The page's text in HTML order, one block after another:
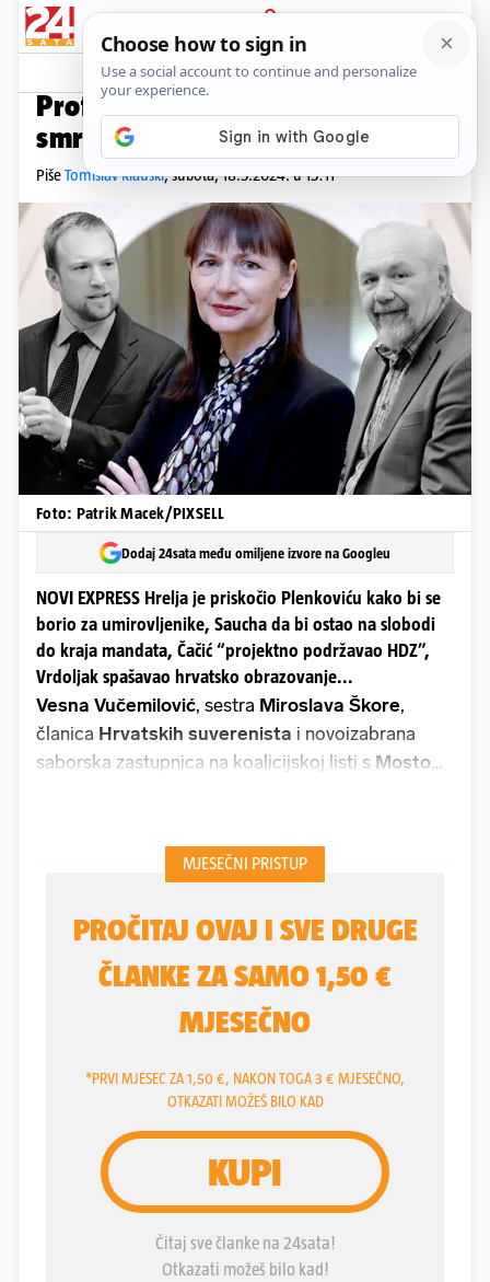
PRIJAVA
Kolumne Komentari
KLAUŠKI O VEĆINI PLUS+
Profesija žetončić: Uz vlast malo
smrducka, ali im je barem toplo
PišeTomislav Klauški,subota, 18.5.2024. u 15:11
Foto: Patrik Macek/PIXSELL
Dodaj 24sata među omiljene izvore na Googleu
NOVI EXPRESS Hrelja je priskočio Plenkoviću kako bi se
borio za umirovljenike, Saucha da bi ostao na slobodi
do kraja mandata, Čačić “projektno podržavao HDZ”,
Vrdoljak spašavao hrvatsko obrazovanje...
Vesna Vučemilović, sestra Miroslava Škore,
članica Hrvatskih suverenista i novoizabrana
saborska zastupnica na koalicijskoj listi s Mostom